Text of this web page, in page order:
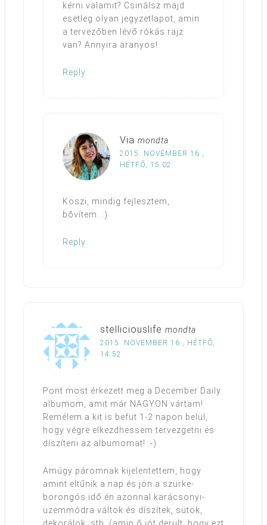
kérni valamit? Csinálsz majd
esetleg olyan jegyzetlapot, amin
a tervezőben lévő rókás rajz
van? Annyira aranyos!
Reply
Via mondta
2015. NOVEMBER 16.,
HÉTFŐ, 15:02
Köszi, mindig fejlesztem,
bővítem. :)
Reply
stelliciouslife mondta
2015. NOVEMBER 16., HÉTFŐ,
14:52
Pont most érkezett meg a December Daily
albumom, amit már NAGYON vártam!
Remélem a kit is befut 1-2 napon belül,
hogy végre elkezdhessem tervezgetni és
díszíteni az albumomat! :-)
Amúgy páromnak kijelentettem, hogy
amint eltűnik a nap és jön a szürke-
borongós idő én azonnal karácsonyi-
üzemmódra váltok és díszítek, sütök,